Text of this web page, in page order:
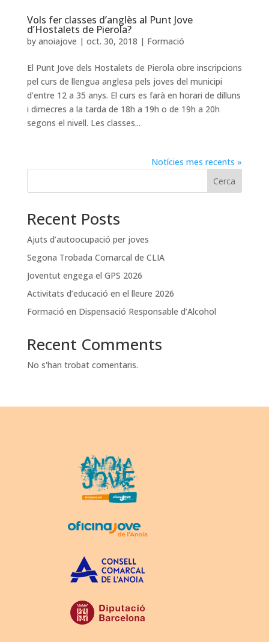
Vols fer classes d’anglès al Punt Jove
d’Hostalets de Pierola?
by anoiajove | oct. 30, 2018 | Formació
El Punt Jove dels Hostalets de Pierola obre inscripcions
pel curs de llengua anglesa pels joves del municipi
d’entre 12 a 35 anys. El curs es farà en horari de dilluns
i dimecres a la tarda de 18h a 19h o de 19h a 20h
segons el nivell. Les classes...
Notícies mes recents »
Cerca
Recent Posts
Ajuts d’autoocupació per joves
Segona Trobada Comarcal de CLIA
Joventut engega el GPS 2026
Activitats d’educació en el lleure 2026
Formació en Dispensació Responsable d’Alcohol
Recent Comments
No s'han trobat comentaris.